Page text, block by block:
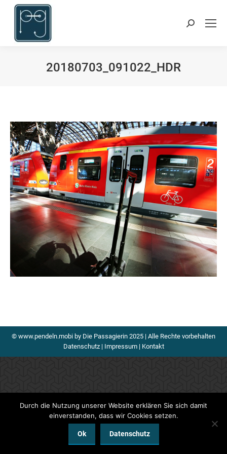
20180703_091022_HDR
© www.pendeln.mobi by Die Passagierin 2025 | Alle Rechte vorbehalten
Datenschutz| Impressum| Kontakt
Durch die Nutzung unserer Website erklären Sie sich damit
einverstanden, dass wir Cookies setzen.
Ok Datenschutz